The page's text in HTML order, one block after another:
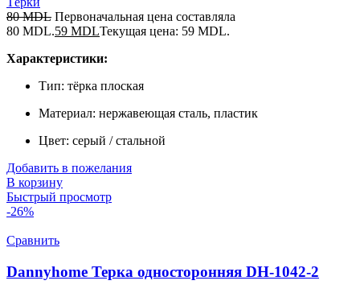
80MDL Первоначальная цена составляла
80 MDL.59 MDLТекущая цена: 59 MDL.
Характеристики:
Тип: тёрка плоская
Материал: нержавеющая сталь, пластик
Цвет: серый / стальной
Добавить в пожелания
В корзину
Быстрый просмотр
-26%
Сравнить
Dannyhome Терка односторонняя DH-1042-2